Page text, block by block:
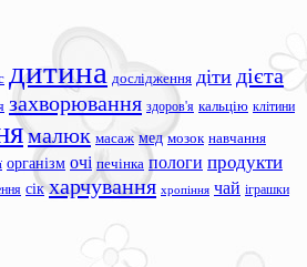
дитина дослідження діти дієта
захворювання здоров'я кальцію клітини
малюк масаж мед мозок навчання
організм очі печінка пологи продукти
сік харчування хропіння чай іграшки